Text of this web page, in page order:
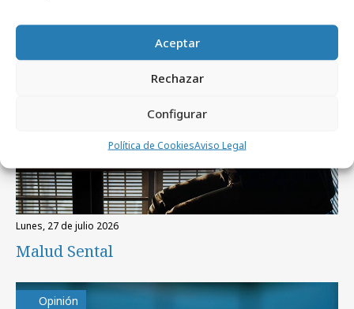
Aceptar
Rechazar
Configurar
Política de CookiesAviso Legal
lunes, 27 de julio 2026
Malud Sental
Opinión